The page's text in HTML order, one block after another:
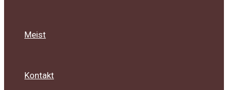
Meist
Kontakt